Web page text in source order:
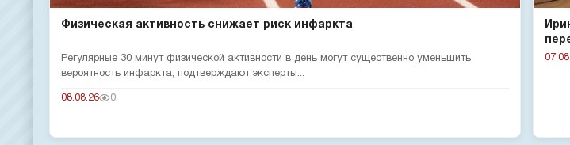
Физическая активность снижает риск инфаркта
Регулярные 30 минут физической активности в день могут существенно уменьшить
вероятность инфаркта, подтверждают эксперты...
08.08.26 0